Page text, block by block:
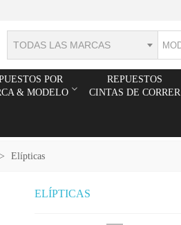
TODAS LAS MARCAS
POR
& MODELO
REPUESTOS
CINTAS DE CORRER
> Elípticas
ELÍPTICAS